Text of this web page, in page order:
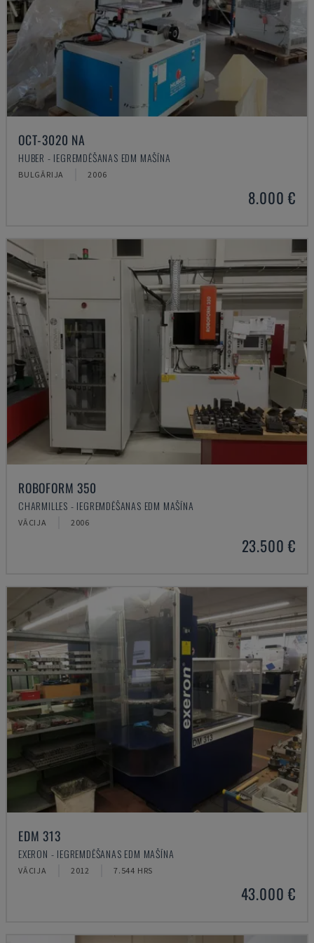
OCT-3020 NA
HUBER - IEGREMDĒŠANAS EDM MAŠĪNA
BULGĀRIJA 2006
8.000 €
ROBOFORM 350
CHARMILLES - IEGREMDĒŠANAS EDM MAŠĪNA
VĀCIJA 2006
23.500 €
EDM 313
EXERON - IEGREMDĒŠANAS EDM MAŠĪNA
VĀCIJA 2012 7.544 HRS
43.000 €